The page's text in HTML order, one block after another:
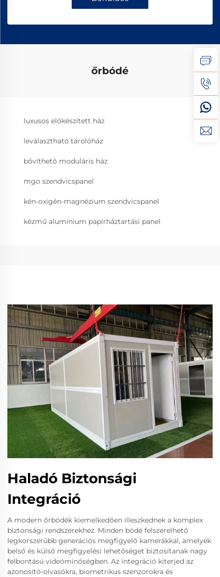
őrbódé
luxusos előkészített ház
leválasztható tárolóház
bővíthető moduláris ház
mgo szendvicspanel
kén-oxigén-magnézium szendvicspanel
kézmű alumínium papírháztartási panel
Haladó Biztonsági
Integráció
A modern őrbódék kiemelkedően illeszkednek a komplex
biztonsági rendszerekhez. Minden bódé felszerelhető
legkorszerűbb generációs megfigyelő kamerákkal, amelyek
belső és külső megfigyelési lehetőséget biztosítanak nagy
felbontású videóminőségben. Az integráció kiterjed az
azonosító-olvasókra, biometrikus szenzorokra és